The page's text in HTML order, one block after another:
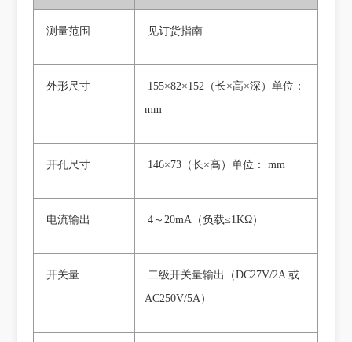
测量范围 见订货指南
外形尺寸
155×82×152（长×高×深）单位：
mm
开孔尺寸 146×73（长×高）单位： mm
电流输出 4～20mA（负载≤1KΩ）
开关量
二级开关量输出（DC27V/2A 或
AC250V/5A）